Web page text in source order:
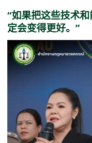
“如果把这些技术
定会变得更好。”